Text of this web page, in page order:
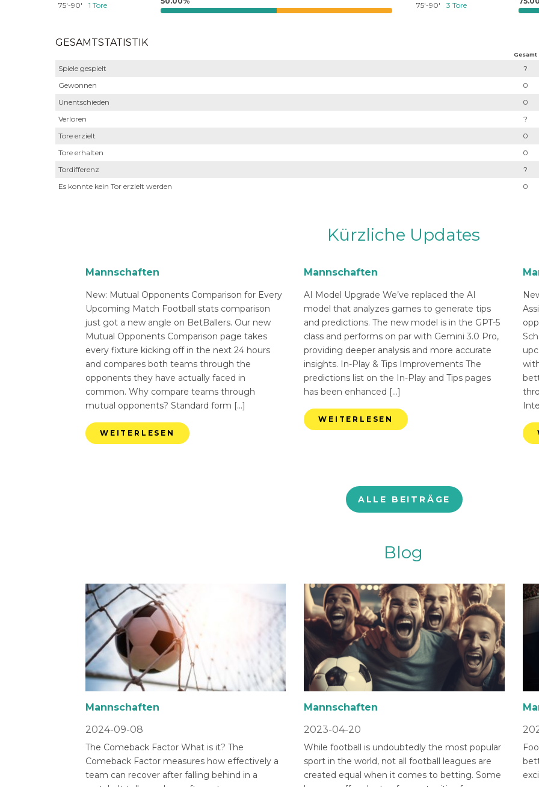
75'-90' 1 Tore 75'-90' 3 Tore
GESAMTSTATISTIK
Gesamt
Spiele gespielt ?
Gewonnen
0
Unentschieden
0
Verloren
?
Tore erzielt
0
Tore erhalten
0
Tordifferenz
?
Es konnte kein Tor erzielt werden
0
Kürzliche Updates
Mannschaften
New: Mutual Opponents Comparison for Every
Upcoming Match Football stats comparison
just got a new angle on BetBallers. Our new
Mutual Opponents Comparison page takes
every fixture kicking off in the next 24 hours
and compares both teams through the
opponents they have actually faced in
common. Why compare teams through
mutual opponents? Standard form […]
WEITERLESEN
Mannschaften
AI Model Upgrade We’ve replaced the AI
model that analyzes games to generate tips
and predictions. The new model is in the GPT-5
class and performs on par with Gemini 3.0 Pro,
providing deeper analysis and more accurate
insights. In-Play & Tips Improvements The
predictions list on the In-Play and Tips pages
has been enhanced […]
WEITERLESEN
ALLE BEITRÄGE
Blog
Mannschaften
2024-09-08
The Comeback Factor What is it? The
Comeback Factor measures how effectively a
team can recover after falling behind in a
Mannschaften
2023-04-20
While football is undoubtedly the most popular
sport in the world, not all football leagues are
created equal when it comes to betting. Some